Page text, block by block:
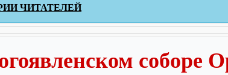
ЧИТАТЕЛЕЙ
соборе